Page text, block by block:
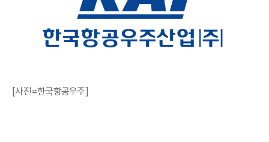
[사진=한국항공우주]